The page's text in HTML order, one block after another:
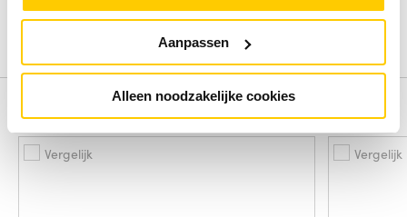
Aanpassen
Alleen noodzakelijke cookies
Alternatieven
Vergelijk Vergelijk